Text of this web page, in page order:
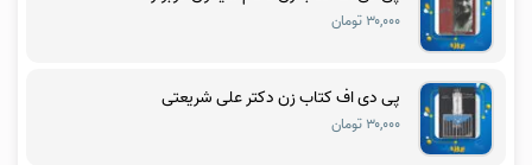
۳۰,۰۰۰ تومان
پی دی اف کتاب زن دکتر علی شریعتی
۳۰,۰۰۰ تومان